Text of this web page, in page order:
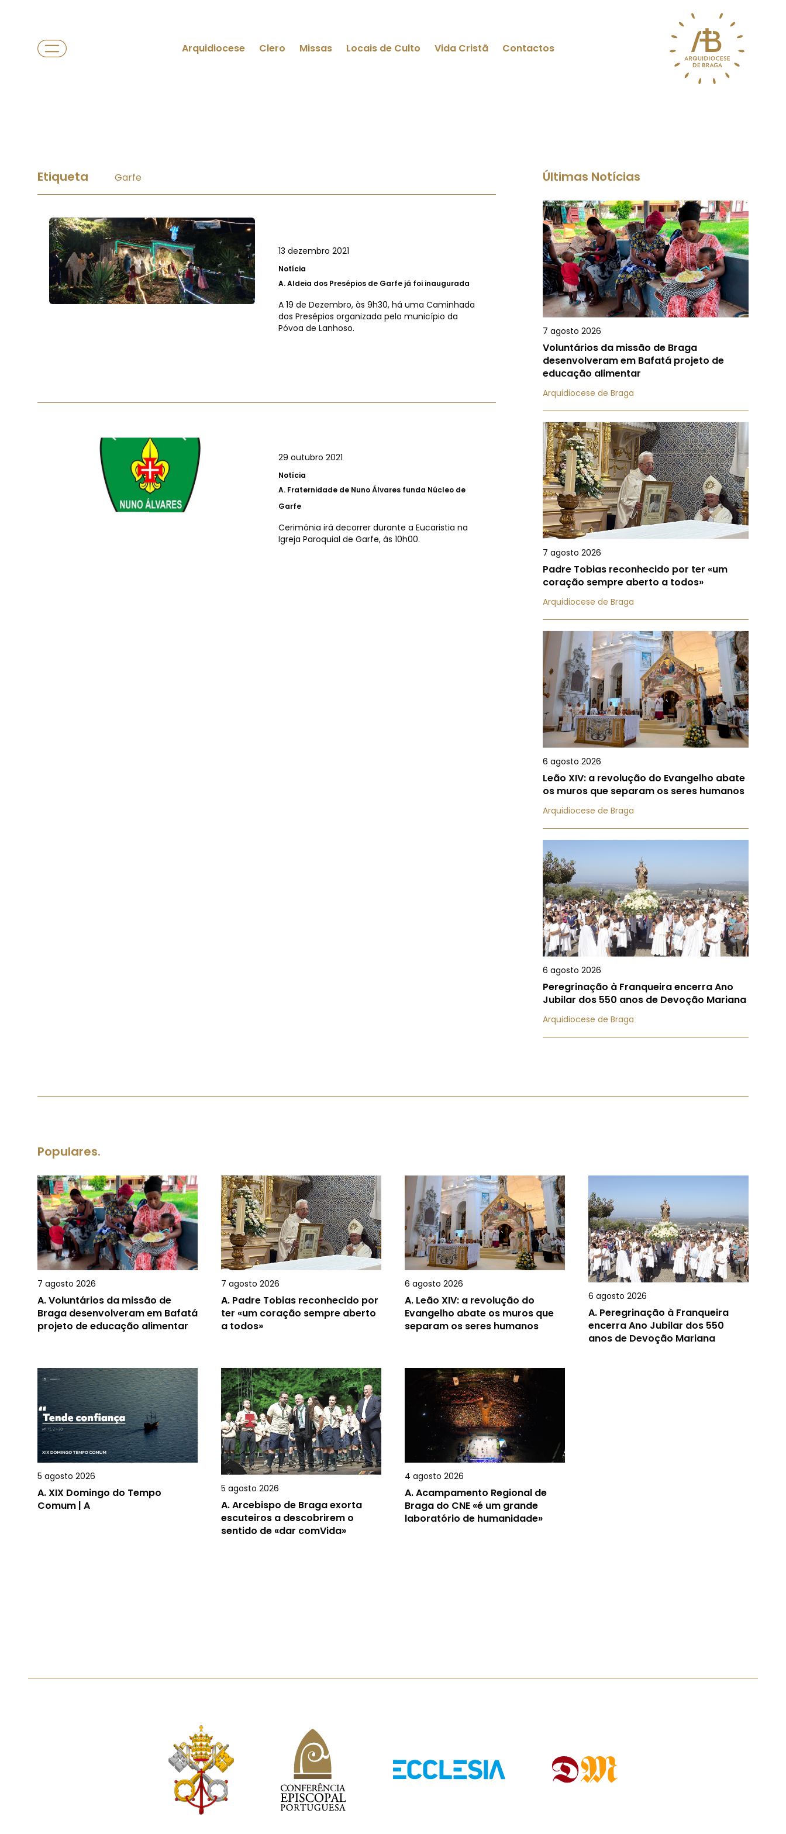
Arquidiocese Clero Missas Locais de Culto Vida Cristã Contactos
Etiqueta Garfe
13 dezembro 2021
Notícia
A.Aldeia dos Presépios de Garfe já foi inaugurada
A 19 de Dezembro, às 9h30, há uma Caminhada
dos Presépios organizada pelo município da
Póvoa de Lanhoso.
29 outubro 2021
Notícia
A. Fraternidade de Nuno Álvares funda Núcleo de
Garfe
Cerimónia irá decorrer durante a Eucaristia na
Igreja Paroquial de Garfe, às 10h00.
Últimas Notícias
7 agosto 2026
Voluntários da missão de Braga
desenvolveram em Bafatá projeto de
educação alimentar
Arquidiocese de Braga
7 agosto 2026
Padre Tobias reconhecido por ter «um
coração sempre aberto a todos»
Arquidiocese de Braga
6 agosto 2026
Leão XIV: a revolução do Evangelho abate
os muros que separam os seres humanos
Arquidiocese de Braga
6 agosto 2026
Peregrinação à Franqueira encerra Ano
Jubilar dos 550 anos de Devoção Mariana
Arquidiocese de Braga
Populares.
7 agosto 2026
A.Voluntários da missão de
Braga desenvolveram em Bafatá
projeto de educação alimentar
7 agosto 2026
A. Padre Tobias reconhecido por
ter «um coração sempre aberto
a todos»
6 agosto 2026
A. Leão XIV: a revolução do
Evangelho abate os muros que
separam os seres humanos
6 agosto 2026
A. Peregrinação à Franqueira
encerra Ano Jubilar dos 550
anos de Devoção Mariana
5 agosto 2026
A.XIX Domingo do Tempo
Comum | A
5 agosto 2026
A.Arcebispo de Braga exorta
escuteiros a descobrirem o
sentido de «dar comVida»
4 agosto 2026
A.Acampamento Regional de
Braga do CNE «é um grande
laboratório de humanidade»